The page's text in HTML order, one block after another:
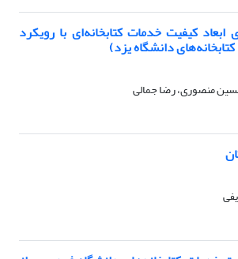
ابعاد کیفیت خدمات کتابخانه‌ای با رویکرد
دانشگاه یزد)
منصوری، رضا جمالی